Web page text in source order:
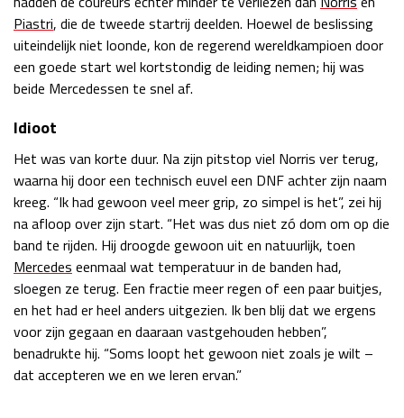
Race
zo 05:00 - 07:00
Kwalificatie
za 19:00 - 20:00
Race
zo 17:00 - 19:00
Kwalificatie
za 15:00 - 16:00
Race
zo 14:00 - 16:00
Piastri, die de tweede startrij deelden. Hoewel de beslissing
uiteindelijk niet loonde, kon de regerend wereldkampioen door
een goede start wel kortstondig de leiding nemen; hij was
beide Mercedessen te snel af.
Idioot
Het was van korte duur. Na zijn pitstop viel Norris ver terug,
waarna hij door een technisch euvel een DNF achter zijn naam
kreeg. “Ik had gewoon veel meer grip, zo simpel is het”, zei hij
na afloop over zijn start. “Het was dus niet zó dom om op die
band te rijden. Hij droogde gewoon uit en natuurlijk, toen
Mercedes eenmaal wat temperatuur in de banden had,
sloegen ze terug. Een fractie meer regen of een paar buitjes,
en het had er heel anders uitgezien. Ik ben blij dat we ergens
voor zijn gegaan en daaraan vastgehouden hebben”,
benadrukte hij. “Soms loopt het gewoon niet zoals je wilt –
dat accepteren we en we leren ervan.”